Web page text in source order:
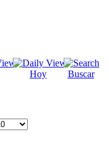
Hoy
Buscar